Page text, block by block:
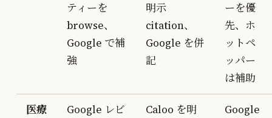
ティーを
browse、
Google で補
強
明示
citation、
Google を併
記
ーを優
先、ホ
ットペ
ッパー
は補助
医療
Google レビ
Caloo を明
Google